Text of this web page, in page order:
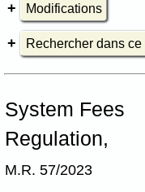
Modifications
Rechercher dans
System Fees
Regulation,
M.R. 57/2023